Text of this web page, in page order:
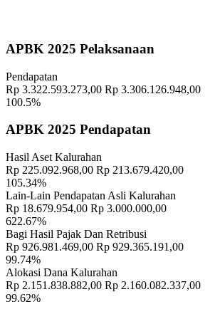
Geografis 10 November 2021
Memahami Peran dan Makna Rois dalam
Kalurahan Wukirsari 02 April 2024
Sampai Saat Ini 21 November 2022
Profil Lurah 17 November 2021
Rapat Koordinasi Pamong Kalurahan
Dilanjutkan Buka Bersama dan Tarawih
Penyaluran Program Bansos Beras Atau
Pemerintah Kalurahan Wukirsari
Mahasiswa Psikologi UMBY Bangun Literasi
Anak Berkebutuhan Khusus
Evaluasi Tim Relawan Kamboja Kalurahan
APBK 2025 Pelaksanaan
Pendapatan
Rp 3.322.593.273,00 Rp 3.306.126.948,00
100.5%
APBK 2025 Pendapatan
Hasil Aset Kalurahan
Rp 225.092.968,00 Rp 213.679.420,00
105.34%
Lain-Lain Pendapatan Asli Kalurahan
Rp 18.679.954,00 Rp 3.000.000,00
622.67%
Bagi Hasil Pajak Dan Retribusi
Rp 926.981.469,00 Rp 929.365.191,00
99.74%
Alokasi Dana Kalurahan
Rp 2.151.838.882,00 Rp 2.160.082.337,00
99.62%